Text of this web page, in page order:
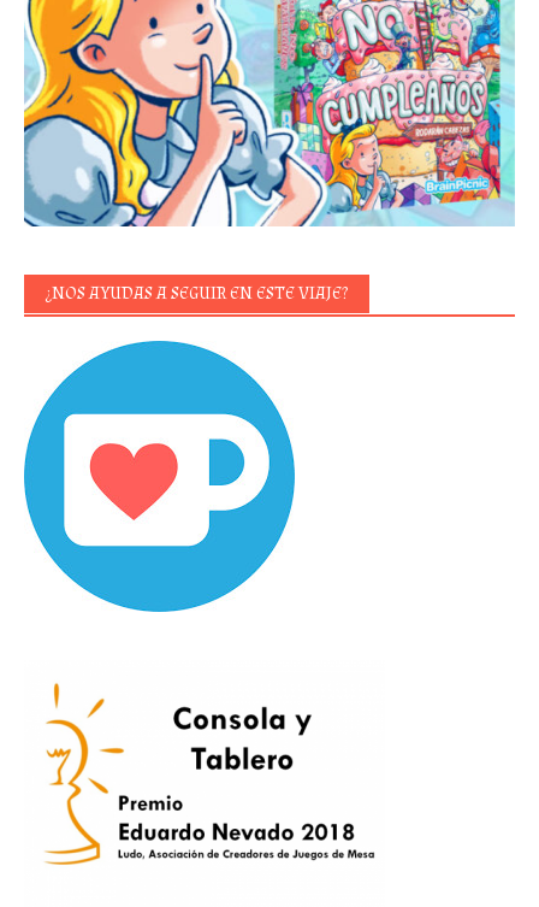
¿NOS AYUDAS A SEGUIR EN ESTE VIAJE?